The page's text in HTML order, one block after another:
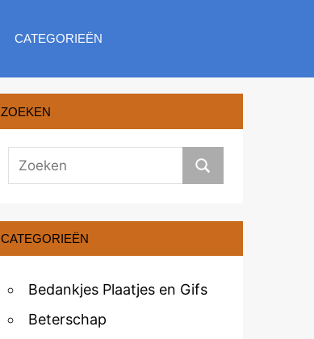
CATEGORIEËN
ZOEKEN
CATEGORIEËN
Bedankjes Plaatjes en Gifs
Beterschap